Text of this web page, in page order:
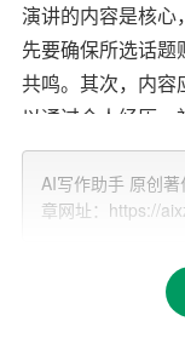
演讲的内容是核心
先要确保所选话
共鸣。其次，内容
以通过个人经历
概念具体化，用事
力。同时，注意
能紧密围绕主题
二、结构要明：
优秀的演讲离不
AI写作助手 原创
章网址：https://